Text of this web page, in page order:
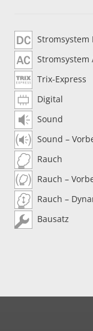
Stromsystem
Stromsystem
Trix-Express
Digital
Sound
Sound –
Rauch
Rauch –
Rauch –
Bausatz